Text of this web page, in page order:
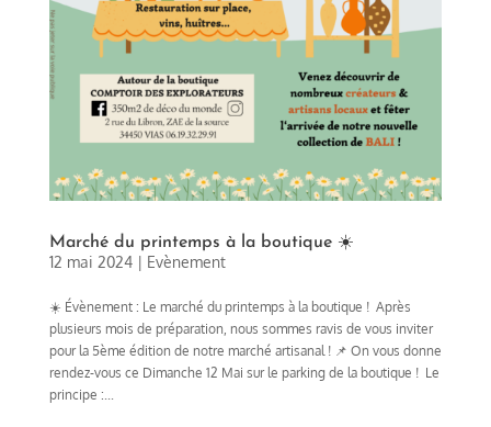
Marché du printemps à la boutique ☀️
12 mai 2024| Evènement
☀️ Évènement : Le marché du printemps à la boutique ! Après
plusieurs mois de préparation, nous sommes ravis de vous inviter
pour la 5ème édition de notre marché artisanal ! 📌 On vous donne
rendez-vous ce Dimanche 12 Mai sur le parking de la boutique ! Le
principe :...